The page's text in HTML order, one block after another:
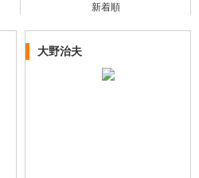
新着順
大野治夫